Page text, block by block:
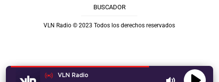
VLN Radio
BUSCADOR
VLN Radio © 2023 Todos los derechos reservados